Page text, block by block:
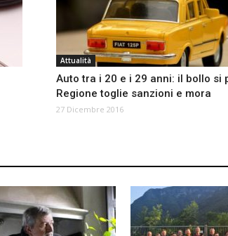
Attualità
Auto tra i 20 e i 29 anni: il bollo si
Regione toglie sanzioni e mora
27 Dicembre 2016